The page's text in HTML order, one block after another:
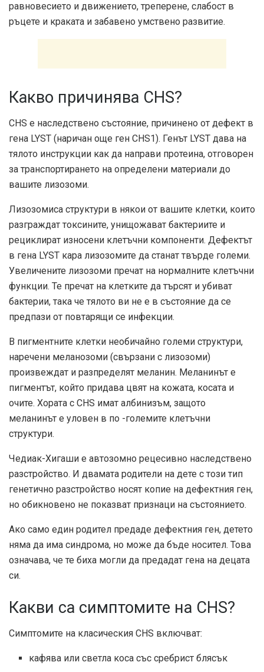
равновесието и движението, треперене, слабост в
ръцете и краката и забавено умствено развитие.
Какво причинява CHS?
CHS е наследствено състояние, причинено от дефект в
гена LYST (наричан още ген CHS1). Генът LYST дава на
тялото инструкции как да направи протеина, отговорен
за транспортирането на определени материали до
вашите лизозоми.
Лизозомиса структури в някои от вашите клетки, които
разграждат токсините, унищожават бактериите и
рециклират износени клетъчни компоненти. Дефектът
в гена LYST кара лизозомите да станат твърде големи.
Увеличените лизозоми пречат на нормалните клетъчни
функции. Те пречат на клетките да търсят и убиват
бактерии, така че тялото ви не е в състояние да се
предпази от повтарящи се инфекции.
В пигментните клетки необичайно големи структури,
наречени меланозоми (свързани с лизозоми)
произвеждат и разпределят меланин. Меланинът е
пигментът, който придава цвят на кожата, косата и
очите. Хората с CHS имат албинизъм, защото
меланинът е уловен в по -големите клетъчни
структури.
Чедиак-Хигаши е автозомно рецесивно наследствено
разстройство. И двамата родители на дете с този тип
генетично разстройство носят копие на дефектния ген,
но обикновено не показват признаци на състоянието.
Ако само един родител предаде дефектния ген, детето
няма да има синдрома, но може да бъде носител. Това
означава, че те биха могли да предадат гена на децата
си.
Какви са симптомите на CHS?
Симптомите на класическия CHS включват:
кафява или светла коса със сребрист блясък